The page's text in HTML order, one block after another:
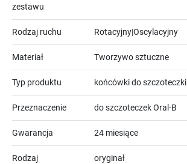
zestawu
Rodzaj ruchu Rotacyjny|Oscylacyjny
Materiał Tworzywo sztuczne
Typ produktu końcówki do szczoteczki
Przeznaczenie do szczoteczek Oral-B
Gwarancja 24 miesiące
Rodzaj oryginał